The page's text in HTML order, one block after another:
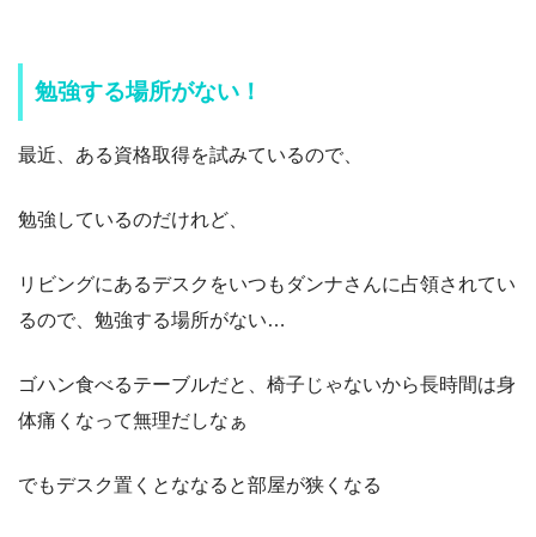
勉強する場所がない！
最近、ある資格取得を試みているので、
勉強しているのだけれど、
リビングにあるデスクをいつもダンナさんに占領されてい
るので、勉強する場所がない…
ゴハン食べるテーブルだと、椅子じゃないから長時間は身
体痛くなって無理だしなぁ
でもデスク置くとななると部屋が狭くなる